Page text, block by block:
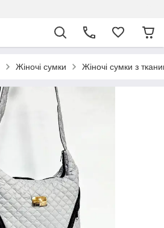
Жіночі сумки Жіночі сумки з